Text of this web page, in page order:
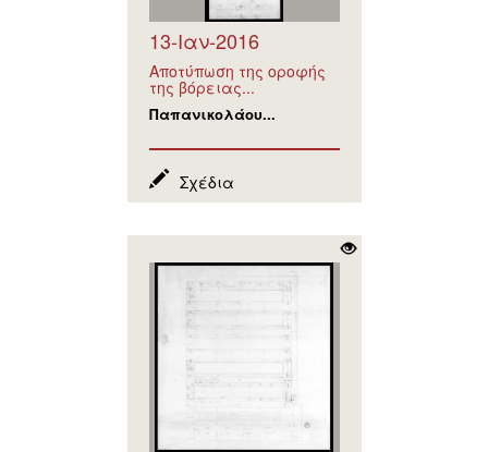
13-Ιαν-2016
Αποτύπωση της οροφής
της βόρειας...
Παπανικολάου...
Σχέδια